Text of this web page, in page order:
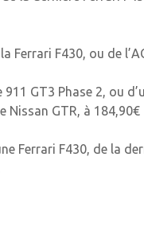
F430, ou de
GT3 Phase 2, ou
Nissan GTR, à 184,90€
Ferrari F430, de la